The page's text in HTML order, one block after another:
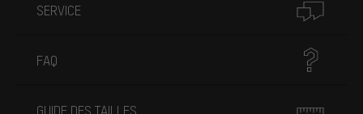
SERVICE
FAQ
GUIDE DES TAILLES